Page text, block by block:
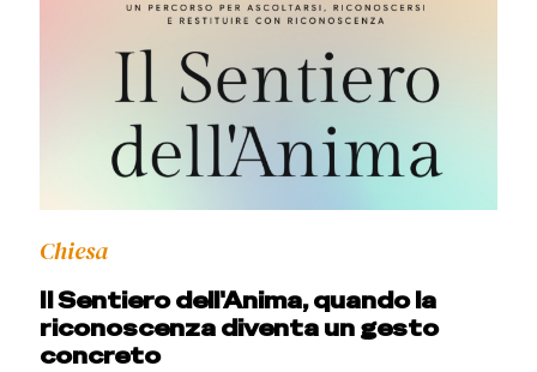
Chiesa
Il Sentiero dell'Anima, quando la
riconoscenza diventa un gesto
concreto